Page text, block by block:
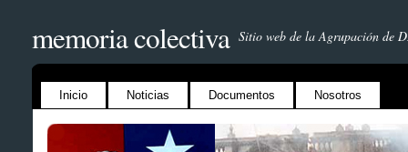
memoria colectiva Sitio web de la Agrupación de
Inicio Noticias Documentos Nosotros